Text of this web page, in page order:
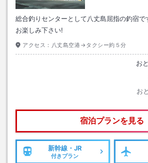
総合釣りセンターとして八丈島屈指の釣宿
お楽しみ下さい!
アクセス： 八丈島空港→タクシー約５分
お
お
宿泊プランを見る
新幹線・JR
付きプラン